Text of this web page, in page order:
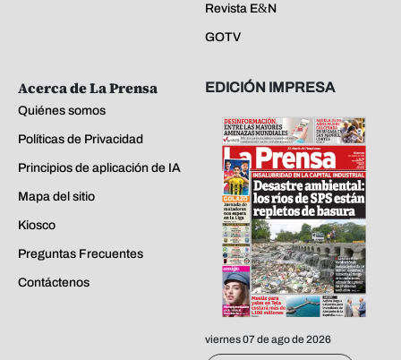
Revista E&N
GOTV
Acerca de La Prensa
Quiénes somos
Políticas de Privacidad
Principios de aplicación de IA
Mapa del sitio
Kiosco
Preguntas Frecuentes
Contáctenos
EDICIÓN IMPRESA
viernes 07 de ago de 2026